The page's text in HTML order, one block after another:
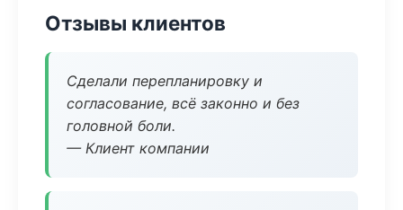
Отзывы клиентов
Сделали перепланировку и
согласование, всё законно и без
головной боли.
— Клиент компании